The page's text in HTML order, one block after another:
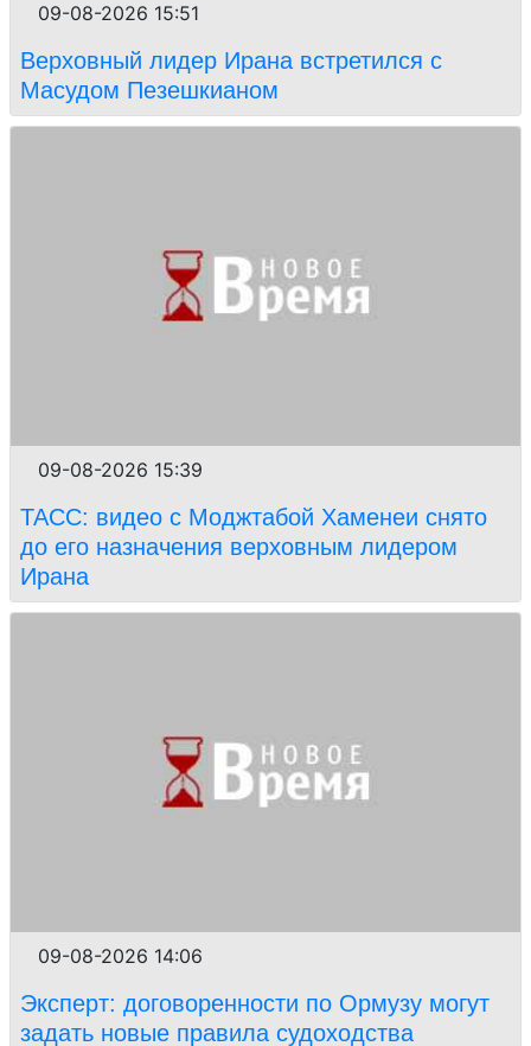
09-08-2026 15:51
Верховный лидер Ирана встретился с
Масудом Пезешкианом
09-08-2026 15:39
ТАСС: видео с Моджтабой Хаменеи снято
до его назначения верховным лидером
Ирана
09-08-2026 14:06
Эксперт: договоренности по Ормузу могут
задать новые правила судоходства